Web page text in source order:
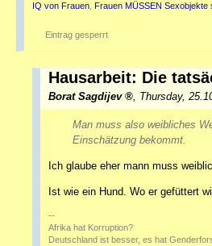
IQ von Frauen Frauen MÜSSEN Sexobjekte
Eintrag gesperrt
Hausarbeit: Die
Borat Sagdijev , Thursday,
Man muss also weibliches
Einschätzung bekommt.
Ich glaube eher mann muss
Ist wie ein Hund. Wo er gefüttert
--
Afrika hat Korruption?
Deutschland ist besser, es hat